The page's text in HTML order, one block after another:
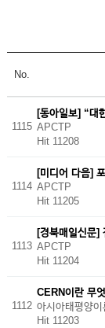
No.
1115
[동아일보] “대
APCTP
Hit
1114
[미디어 다음]
APCTP
Hit
1113
[경북매일신문]
APCTP
Hit
1112
CERN이란 무
아시아태평양이
Hit